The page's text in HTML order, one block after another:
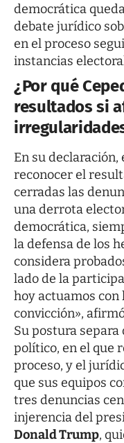
democrática
debate jurídico
en el proceso
instancias
¿Por qué
resultados si
En su
reconocer el
cerradas las
una derrota
democrática,
la defensa de los
considera
lado de la
hoy actuamos
convicción»,
Su postura
político, en el que
proceso, y el
que sus equipos
tres denuncias
injerencia del
Donald Trump,